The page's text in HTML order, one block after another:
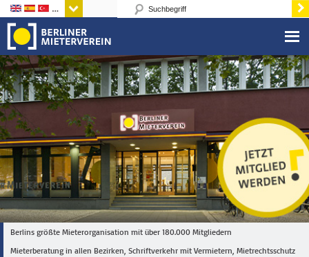
Sprachen
Berlins größte Mieterorganisation mit über 180.000 Mitgliedern
Mieterberatung in allen Bezirken, Schriftverkehr mit Vermietern, Mietrechtsschutz